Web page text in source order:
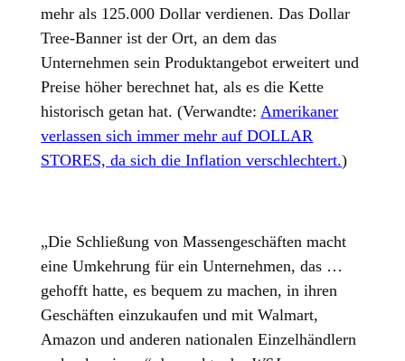
mehr als 125.000 Dollar verdienen. Das Dollar
Tree-Banner ist der Ort, an dem das
Unternehmen sein Produktangebot erweitert und
Preise höher berechnet hat, als es die Kette
historisch getan hat. (Verwandte:Amerikaner
verlassen sich immer mehr auf DOLLAR
STORES, da sich die Inflation verschlechtert.)
„Die Schließung von Massengeschäften macht
eine Umkehrung für ein Unternehmen, das …
gehofft hatte, es bequem zu machen, in ihren
Geschäften einzukaufen und mit Walmart,
Amazon und anderen nationalen Einzelhändlern